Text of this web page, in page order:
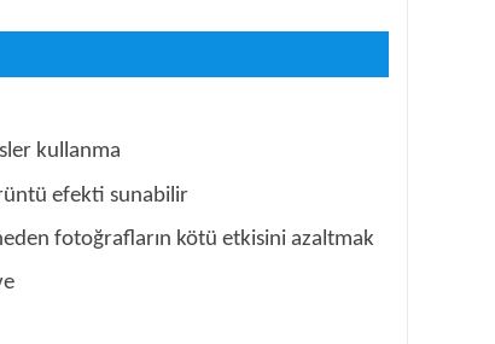
kullanma
efekti sunabilir
fotoğrafların kötü etkisini azaltmak